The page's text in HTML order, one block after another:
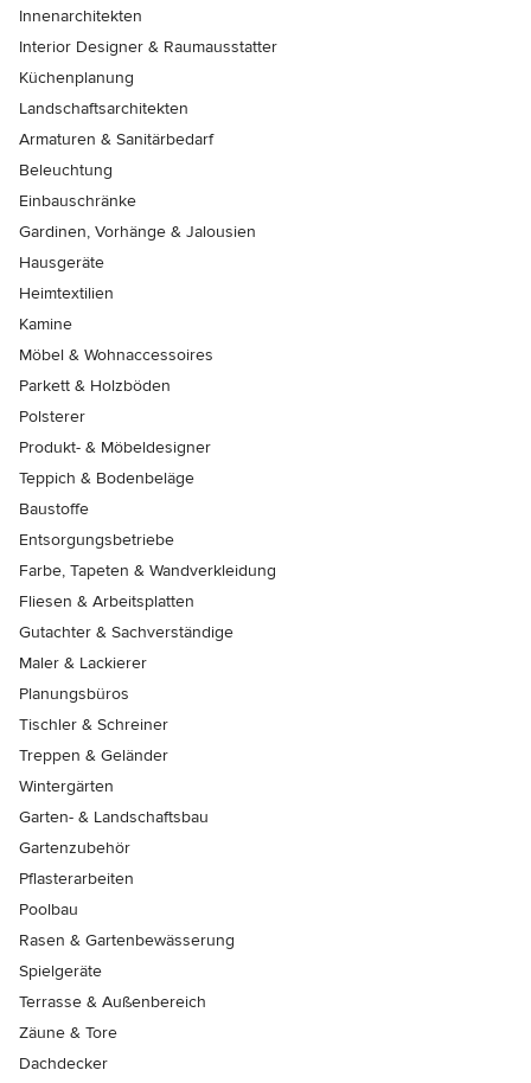
Innenarchitekten
Interior Designer & Raumausstatter
Küchenplanung
Landschaftsarchitekten
Armaturen & Sanitärbedarf
Beleuchtung
Einbauschränke
Gardinen, Vorhänge & Jalousien
Hausgeräte
Heimtextilien
Kamine
Möbel & Wohnaccessoires
Parkett & Holzböden
Polsterer
Produkt- & Möbeldesigner
Teppich & Bodenbeläge
Baustoffe
Entsorgungsbetriebe
Farbe, Tapeten & Wandverkleidung
Fliesen & Arbeitsplatten
Gutachter & Sachverständige
Maler & Lackierer
Planungsbüros
Tischler & Schreiner
Treppen & Geländer
Wintergärten
Garten- & Landschaftsbau
Gartenzubehör
Pflasterarbeiten
Poolbau
Rasen & Gartenbewässerung
Spielgeräte
Terrasse & Außenbereich
Zäune & Tore
Dachdecker